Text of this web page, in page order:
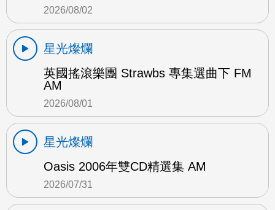
2026/08/02
星光燦爛
英國搖滾樂團 Strawbs 專集選曲下 FM
AM
2026/08/01
星光燦爛
Oasis 2006年雙CD精選集 AM
2026/07/31